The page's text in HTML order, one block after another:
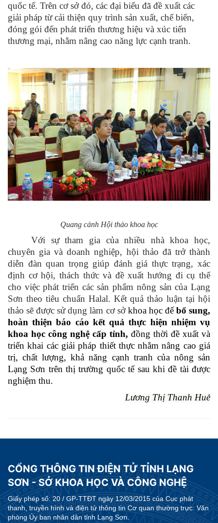
quốc tế. Trên cơ sở đó, các đại biểu đã đề xuất các
giải pháp từ cải thiện quy trình sản xuất, chế biến,
đóng gói đến phát triển thương hiệu và xúc tiến
thương mại, nhằm nâng cao năng lực cạnh tranh.
Quang cảnh Hội thảo khoa học
Với sự tham gia của nhiều nhà khoa học,
chuyên gia và doanh nghiệp, hội thảo đã trở thành
diễn đàn quan trọng giúp đánh giá thực trạng, xác
định cơ hội, thách thức và đề xuất hướng đi cụ thể
cho việc phát triển các sản phẩm nông sản của Lạng
Sơn theo tiêu chuẩn Halal. Kết quả thảo luận tại hội
thảo sẽ được sử dụng làm cơ sởkhoa học đểbổ sung,
hoàn thiện báo cáo kết quả thực hiện nhiệm vụ
khoa học công nghệ cấp tỉnh, đồng thời đề xuất và
triển khai các giải pháp thiết thực nhằm nâng cao giá
trị, chất lượng, khả năng cạnh tranh của nông sản
Lạng Sơn trên thị trường quốc tế sau khi đề tài được
nghiệm thu.
Lương Thị Thanh Huế
CỔNG THÔNG TIN ĐIỆN TỬ TỈNH LẠNG
SƠN - SỞ KHOA HỌC VÀ CÔNG NGHỆ
Giấy phép số:20 / GP-TTĐT ngày 12/03/2015 của Cục phát
thanh, truyền hình và điện tử thông tin Cơ quan thường trực: Văn
phòng Ủy ban nhân dân tỉnh Lạng Sơn.